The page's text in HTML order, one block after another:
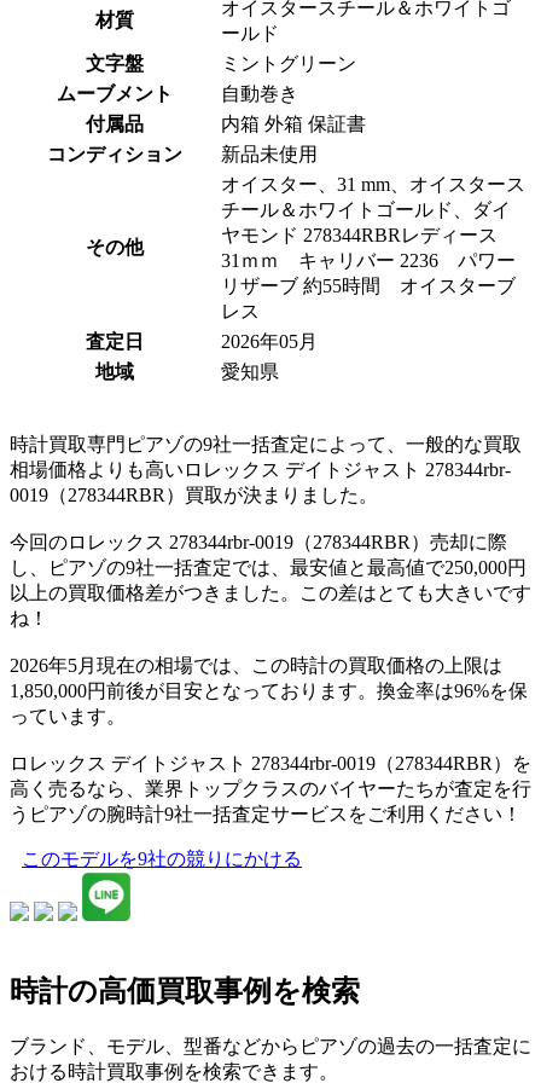
材質
オイスタースチール＆ホワイトゴ
ールド
文字盤
ミントグリーン
ムーブメント
自動巻き
付属品
内箱 外箱 保証書
コンディション
新品未使用
その他
オイスター、31 mm、オイスタース
チール＆ホワイトゴールド、ダイ
ヤモンド 278344RBRレディース
31ｍｍ キャリバー 2236 パワー
リザーブ 約55時間 オイスターブ
レス
査定日
2026年05月
地域
愛知県
時計買取専門ピアゾの9社一括査定によって、一般的な買取
相場価格よりも高いロレックス デイトジャスト 278344rbr-
0019（278344RBR）買取が決まりました。
今回のロレックス 278344rbr-0019（278344RBR）売却に際
し、ピアゾの9社一括査定では、最安値と最高値で250,000円
以上の買取価格差がつきました。この差はとても大きいです
ね！
2026年5月現在の相場では、この時計の買取価格の上限は
1,850,000円前後が目安となっております。換金率は96%を保
っています。
ロレックス デイトジャスト 278344rbr-0019（278344RBR）を
高く売るなら、業界トップクラスのバイヤーたちが査定を行
うピアゾの腕時計9社一括査定サービスをご利用ください！
このモデルを9社の競りにかける
時計の高価買取事例を検索
ブランド、モデル、型番などからピアゾの過去の一括査定に
おける時計買取事例を検索できます。